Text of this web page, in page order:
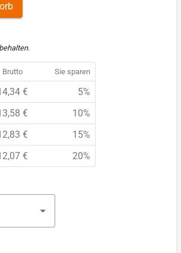
.
Brutto Sie sparen
€
5%
€
10%
€
15%
€ 20%